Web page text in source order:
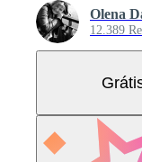
Olena
12.389